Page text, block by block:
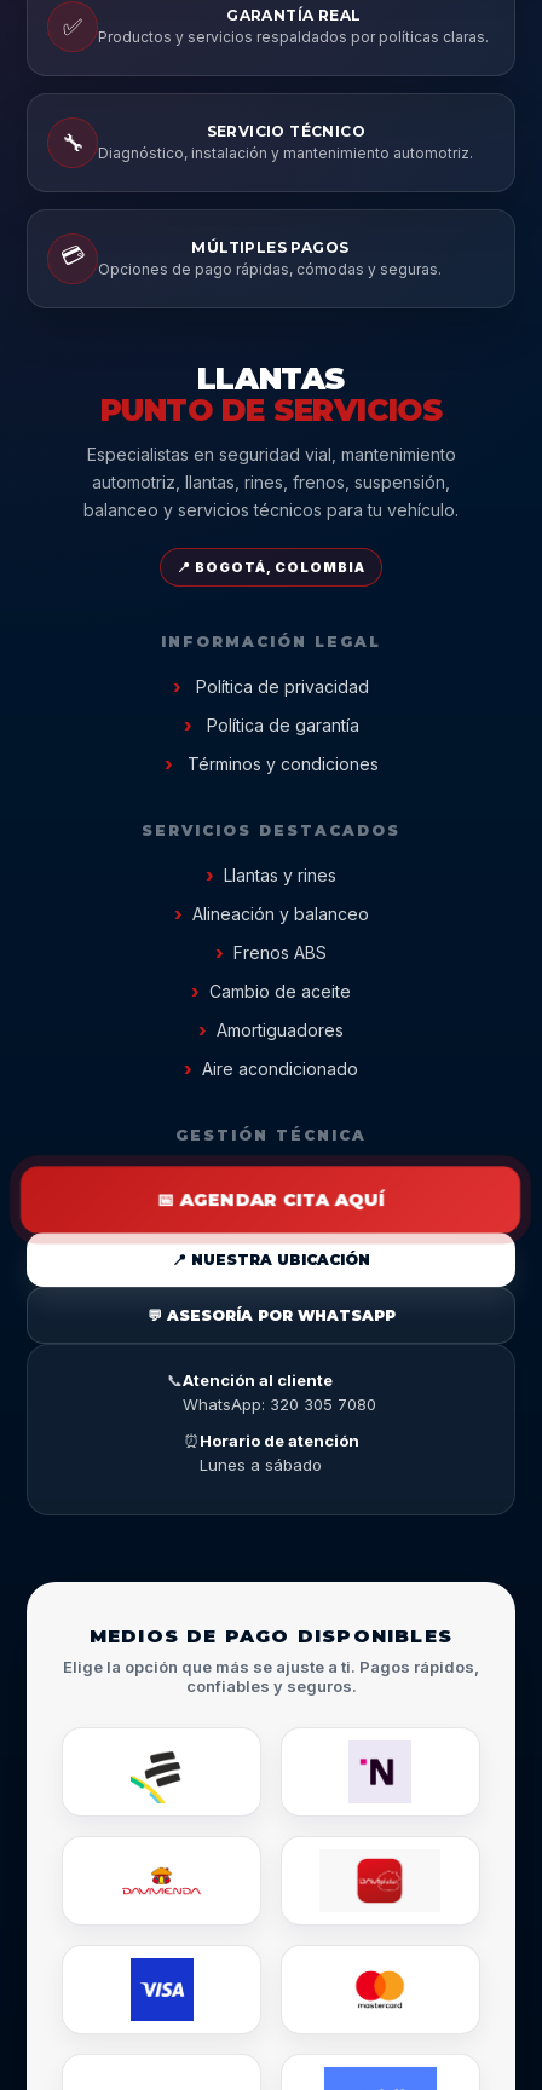
✅
GARANTÍA REAL
Productos y servicios respaldados por políticas claras.
🔧
SERVICIO TÉCNICO
Diagnóstico, instalación y mantenimiento automotriz.
💳
MÚLTIPLES PAGOS
Opciones de pago rápidas, cómodas y seguras.
LLANTAS
PUNTO DE SERVICIOS
Especialistas en seguridad vial, mantenimiento
automotriz, llantas, rines, frenos, suspensión,
balanceo y servicios técnicos para tu vehículo.
📍 BOGOTÁ, COLOMBIA
INFORMACIÓN LEGAL
Política de privacidad
Política de garantía
Términos y condiciones
SERVICIOS DESTACADOS
Llantas y rines
Alineación y balanceo
Frenos ABS
Cambio de aceite
Amortiguadores
Aire acondicionado
GESTIÓN TÉCNICA
📅 AGENDAR CITA AQUÍ
📍 NUESTRA UBICACIÓN
💬 ASESORÍA POR WHATSAPP
📞Atención al cliente
WhatsApp: 320 305 7080
⏰Horario de atención
Lunes a sábado
MEDIOS DE PAGO DISPONIBLES
Elige la opción que más se ajuste a ti. Pagos rápidos,
confiables y seguros.